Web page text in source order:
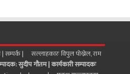
|सम्पर्क| सल्लाहकारः विपुल पोख्रेल, राम
सुदीप गौतम |कार्यकारी सम्पादकः